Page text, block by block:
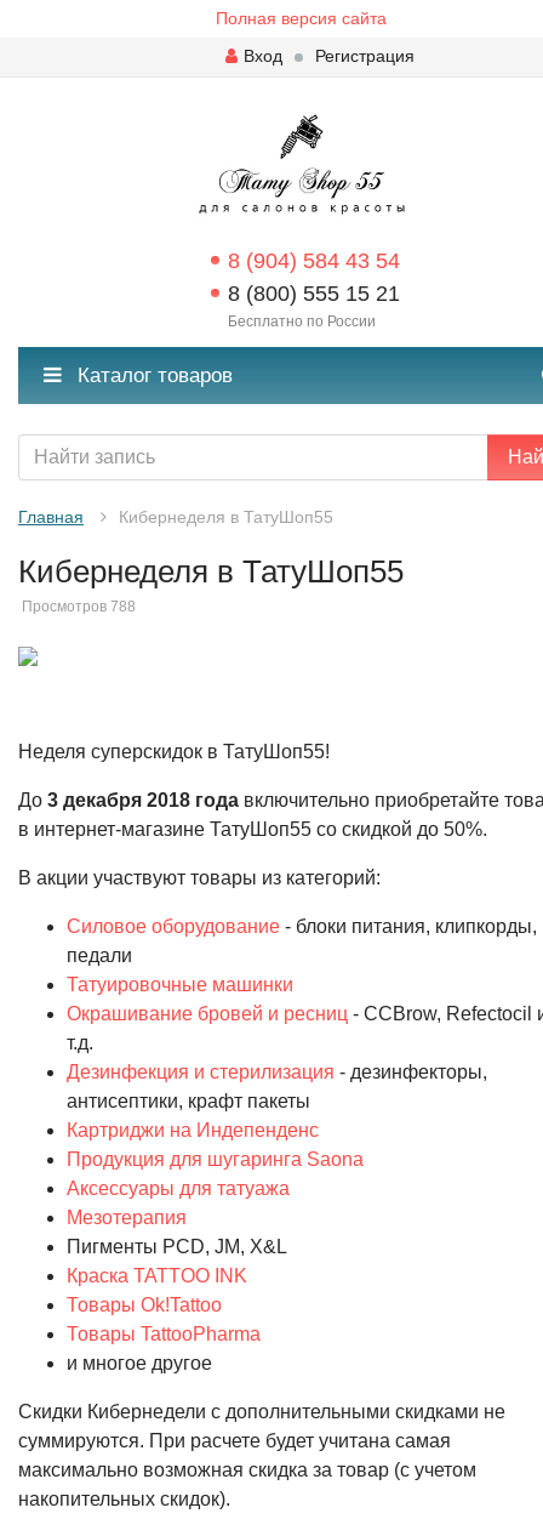
Полная версия сайта
Вход
Регистрация
8 (904) 584 43 54
8 (800) 555 15 21
Бесплатно по России
Каталог товаров
Главная Кибернеделя в ТатуШоп55
Кибернеделя в ТатуШоп55
Просмотров 788
Неделя суперскидок в ТатуШоп55!
До 3 декабря 2018 года включительно приобретайте
в интернет-магазине ТатуШоп55 со скидкой до 50%.
В акции участвуют товары из категорий:
Силовое оборудование - блоки питания, клипкорды,
педали
Татуировочные машинки
Окрашивание бровей и ресниц - CCBrow, Refectocil
т.д.
Дезинфекция и стерилизация - дезинфекторы,
антисептики, крафт пакеты
Картриджи на Индепенденс
Продукция для шугаринга Saona
Аксессуары для татуажа
Мезотерапия
Пигменты PCD, JM, X&L
Краска TATTOO INK
Товары Ok!Tattoo
Товары TattooPharma
и многое другое
Скидки Кибернедели с дополнительными скидками не
суммируются. При расчете будет учитана самая
максимально возможная скидка за товар (с учетом
накопительных скидок).